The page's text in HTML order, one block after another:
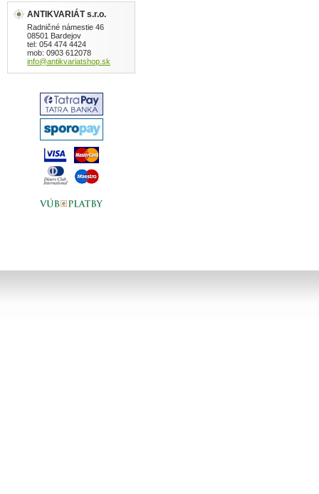
ANTIKVARIÁT s.r.o.
Radničné námestie 46
08501 Bardejov
tel: 054 474 4424
mob: 0903 612078
info@antikvariatshop.sk